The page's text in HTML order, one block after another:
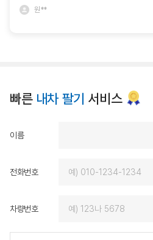
비교도 많이 하였지만 블로그에서 보고 문의
은 차량 감사합니다. ^^
원**
빠른 내차 팔기 서비스
이름
전화번호
차량번호